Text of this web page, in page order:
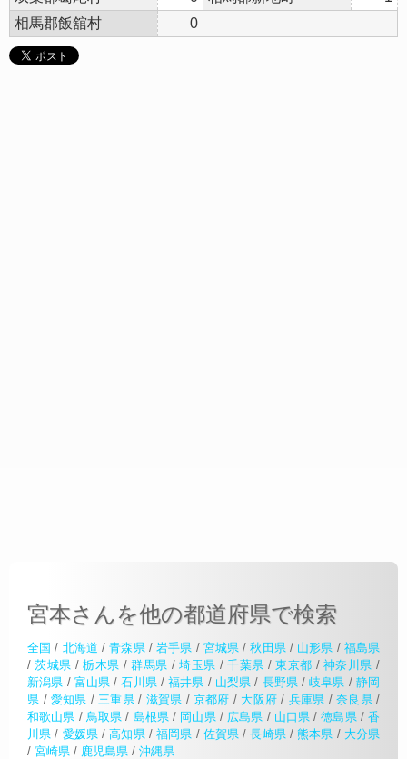
相馬郡飯舘村
0
宮本さんを他の都道府県で検索
全国 / 北海道 /青森県/ 岩手県 / 宮城県 /秋田県/ 山形県 / 福島県
/茨城県 /栃木県 /群馬県 /埼玉県 /千葉県 /東京都 /神奈川県 /
新潟県 / 富山県 /石川県/福井県 / 山梨県 / 長野県/岐阜県 / 静岡
県 / 愛知県 /三重県 / 滋賀県 / 京都府 / 大阪府 / 兵庫県 / 奈良県/
和歌山県 / 鳥取県 / 島根県/ 岡山県/ 広島県 / 山口県 /徳島県/香
川県 / 愛媛県/高知県/ 福岡県 / 佐賀県 /長崎県/熊本県 / 大分県
/ 宮崎県 / 鹿児島県 / 沖縄県